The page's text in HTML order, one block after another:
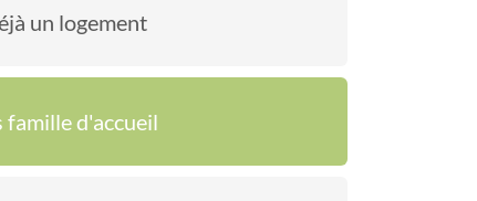
un logement
famille d'accueil